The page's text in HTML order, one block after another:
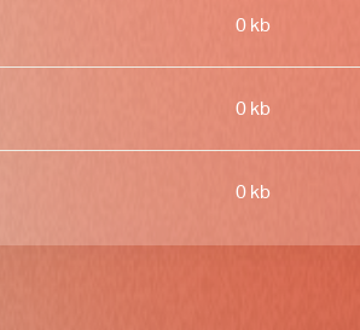
0 kb
0 kb
0 kb